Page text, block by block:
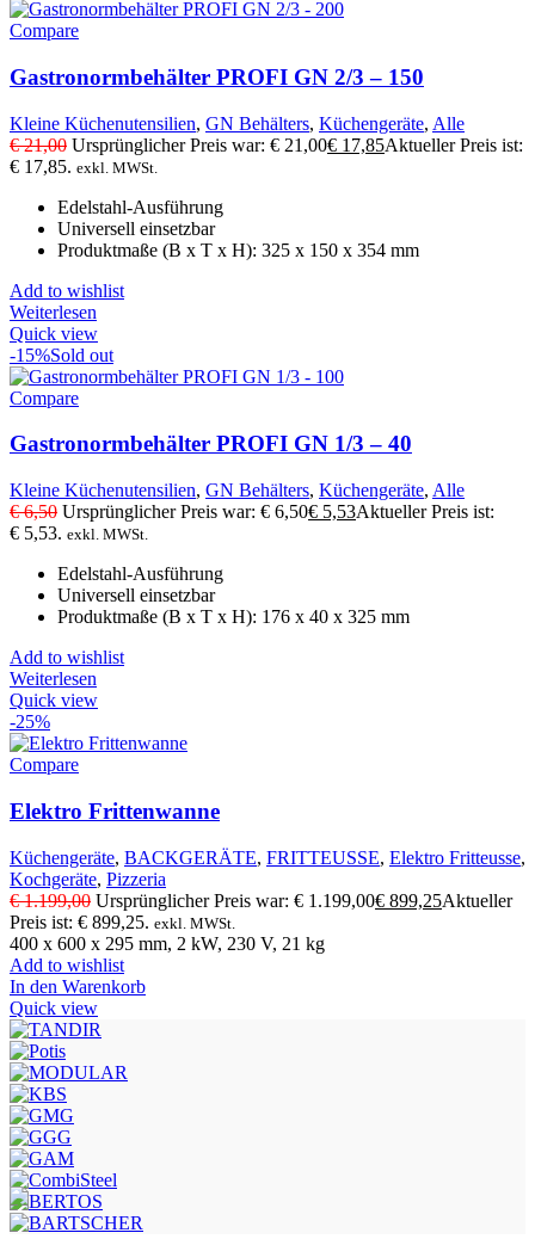
Compare
Gastronormbehälter PROFI GN 2/3 – 150
Kleine Küchenutensilien, GN Behälters, Küchengeräte, Alle
€21,00 Ursprünglicher Preis war: € 21,00€ 17,85Aktueller Preis ist:
€ 17,85. exkl. MWSt.
Edelstahl-Ausführung
Universell einsetzbar
Produktmaße (B x T x H): 325 x 150 x 354 mm
Add to wishlist
Weiterlesen
Quick view
-15%Sold out
Compare
Gastronormbehälter PROFI GN 1/3 – 40
Kleine Küchenutensilien, GN Behälters, Küchengeräte, Alle
€6,50 Ursprünglicher Preis war: € 6,50€ 5,53Aktueller Preis ist:
€ 5,53. exkl. MWSt.
Edelstahl-Ausführung
Universell einsetzbar
Produktmaße (B x T x H): 176 x 40 x 325 mm
Add to wishlist
Weiterlesen
Quick view
-25%
Compare
Elektro Frittenwanne
Küchengeräte, BACKGERÄTE, FRITTEUSSE, Elektro Fritteusse,
Kochgeräte, Pizzeria
€1.199,00 Ursprünglicher Preis war: € 1.199,00€ 899,25Aktueller
Preis ist: € 899,25. exkl. MWSt.
400 x 600 x 295 mm, 2 kW, 230 V, 21 kg
Add to wishlist
In den Warenkorb
Quick view